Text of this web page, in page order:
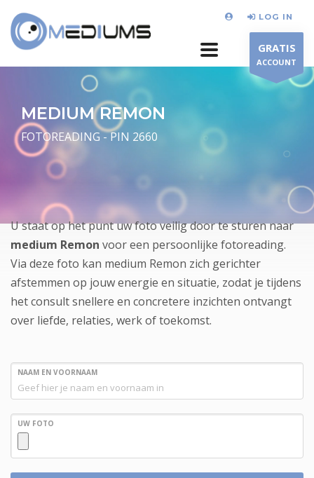
LOG IN
GRATIS
ACCOUNT
MEDIUM REMON
FOTOREADING - PIN 2660
U staat op het punt uw foto veilig door te sturen naar
medium Remon voor een persoonlijke fotoreading.
Via deze foto kan medium Remon zich gerichter
afstemmen op jouw energie en situatie, zodat je tijdens
het consult snellere en concretere inzichten ontvangt
over liefde, relaties, werk of toekomst.
NAAM EN VOORNAAM
UW FOTO